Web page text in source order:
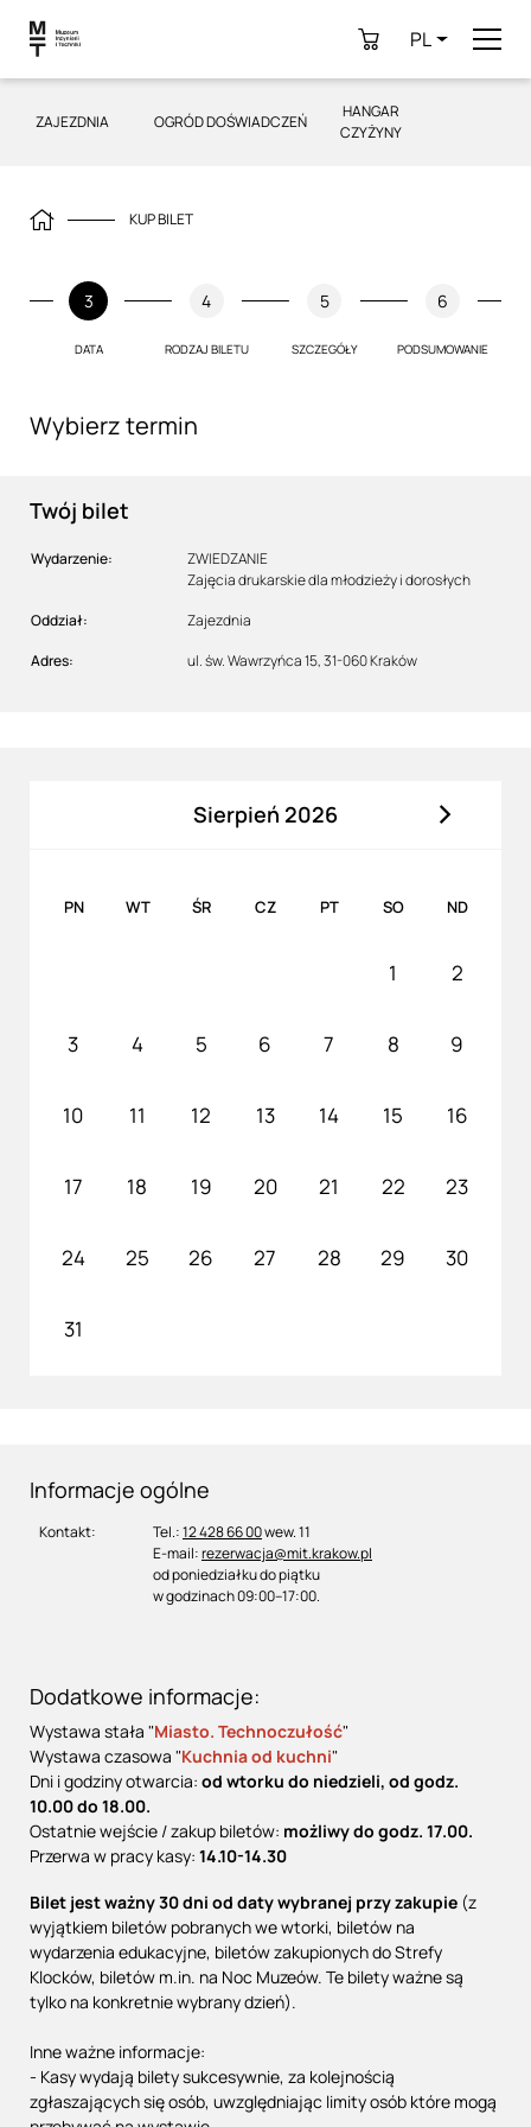
PL
ZAJEZDNIA OGRÓD DOŚWIADCZEŃ
HANGAR
CZYŻYNY
KUP BILET
3 4 5 6
Wybierz termin
Twój bilet
Wydarzenie:
ZWIEDZANIE
Zajęcia drukarskie dla młodzieży i dorosłych
Oddział:
Zajezdnia
Adres:
ul. św. Wawrzyńca 15, 31-060 Kraków
Sierpień 2026
PN WT ŚR CZ PT SO ND
1 2
3 4 5 6 7 8 9
10 11 12 13 14 15 16
17 18 19 20 21 22 23
24 25 26 27 28 29 30
31
Informacje ogólne
Kontakt: Tel.:12 428 66 00wew. 11
E-mail:rezerwacja@mit.krakow.pl
od poniedziałku do piątku
w godzinach 09:00–17:00.
Dodatkowe informacje:
Wystawa stała "Miasto. Technoczułość"
Wystawa czasowa "Kuchnia od kuchni"
Dni i godziny otwarcia: od wtorku do niedzieli, od godz.
10.00 do 18.00.
Ostatnie wejście / zakup biletów: możliwy do godz. 17.00.
Przerwa w pracy kasy: 14.10-14.30
Bilet jest ważny 30 dni od daty wybranej przy zakupie (z
wyjątkiem biletów pobranych we wtorki, biletów na
wydarzenia edukacyjne, biletów zakupionych do Strefy
Klocków, biletów m.in. na Noc Muzeów. Te bilety ważne są
tylko na konkretnie wybrany dzień).
Inne ważne informacje:
- Kasy wydają bilety sukcesywnie, za kolejnością
zgłaszających się osób, uwzględniając limity osób które mogą